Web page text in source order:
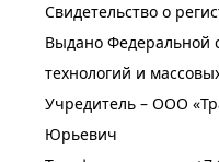
Свидетельство о
Выдано Федеральной
технологий и
Учредитель – ООО
Юрьевич